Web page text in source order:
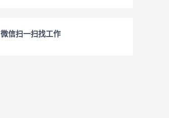
微信扫一扫找工作